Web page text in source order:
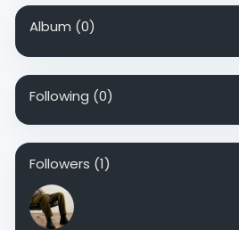
Album (0)
Following (0)
Followers (1)